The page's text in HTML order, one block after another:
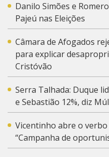
Danilo Simões e
Pajeú nas Eleições
Câmara de Afogados
para explicar
Cristóvão
Serra Talhada: Duque
e Sebastião 12%, diz
Vicentinho abre o
“Campanha de